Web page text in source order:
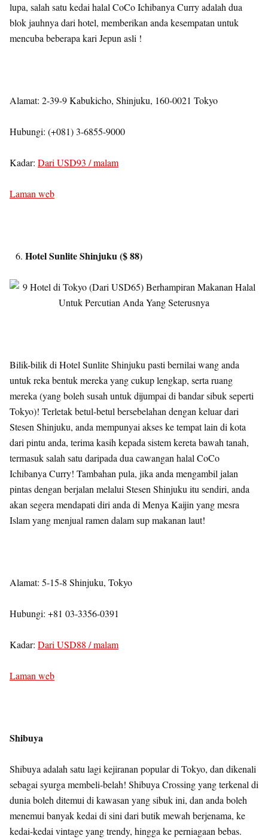
lupa, salah satu kedai halal CoCo Ichibanya Curry adalah dua
blok jauhnya dari hotel, memberikan anda kesempatan untuk
mencuba beberapa kari Jepun asli !
Alamat: 2-39-9 Kabukicho, Shinjuku, 160-0021 Tokyo
Hubungi: (+081) 3-6855-9000
Kadar: Dari USD93 / malam
Laman web
Hotel Sunlite Shinjuku ($ 88)
Bilik-bilik di Hotel Sunlite Shinjuku pasti bernilai wang anda
untuk reka bentuk mereka yang cukup lengkap, serta ruang
mereka (yang boleh susah untuk dijumpai di bandar sibuk seperti
Tokyo)! Terletak betul-betul bersebelahan dengan keluar dari
Stesen Shinjuku, anda mempunyai akses ke tempat lain di kota
dari pintu anda, terima kasih kepada sistem kereta bawah tanah,
termasuk salah satu daripada dua cawangan halal CoCo
Ichibanya Curry! Tambahan pula, jika anda mengambil jalan
pintas dengan berjalan melalui Stesen Shinjuku itu sendiri, anda
akan segera mendapati diri anda di Menya Kaijin yang mesra
Islam yang menjual ramen dalam sup makanan laut!
Alamat: 5-15-8 Shinjuku, Tokyo
Hubungi: +81 03-3356-0391
Kadar: Dari USD88 / malam
Laman web
Shibuya
Shibuya adalah satu lagi kejiranan popular di Tokyo, dan dikenali
sebagai syurga membeli-belah! Shibuya Crossing yang terkenal di
dunia boleh ditemui di kawasan yang sibuk ini, dan anda boleh
menemui banyak kedai di sini dari butik mewah berjenama, ke
kedai-kedai vintage yang trendy, hingga ke perniagaan bebas.